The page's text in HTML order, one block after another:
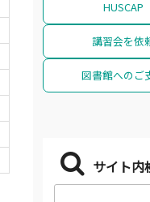
HUSCAP
講習会を依
図書館へのご
サイト内